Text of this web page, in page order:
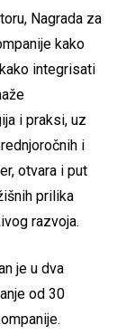
Nagrada za
kako
integrisati
i praksi, uz
i
otvara i put
prilika
razvoja.
je u dva
od 30